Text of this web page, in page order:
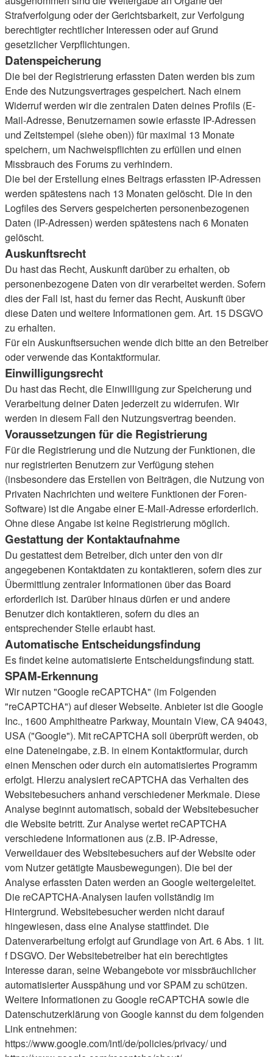
Strafverfolgung oder der Gerichtsbarkeit, zur Verfolgung
berechtigter rechtlicher Interessen oder auf Grund
gesetzlicher Verpflichtungen.
Datenspeicherung
Die bei der Registrierung erfassten Daten werden bis zum
Ende des Nutzungsvertrages gespeichert. Nach einem
Widerruf werden wir die zentralen Daten deines Profils (E-
Mail-Adresse, Benutzernamen sowie erfasste IP-Adressen
und Zeitstempel (siehe oben)) für maximal 13 Monate
speichern, um Nachweispflichten zu erfüllen und einen
Missbrauch des Forums zu verhindern.
Die bei der Erstellung eines Beitrags erfassten IP-Adressen
werden spätestens nach 13 Monaten gelöscht. Die in den
Logfiles des Servers gespeicherten personenbezogenen
Daten (IP-Adressen) werden spätestens nach 6 Monaten
gelöscht.
Auskunftsrecht
Du hast das Recht, Auskunft darüber zu erhalten, ob
personenbezogene Daten von dir verarbeitet werden. Sofern
dies der Fall ist, hast du ferner das Recht, Auskunft über
diese Daten und weitere Informationen gem. Art. 15 DSGVO
zu erhalten.
Für ein Auskunftsersuchen wende dich bitte an den Betreiber
oder verwende das Kontaktformular.
Einwilligungsrecht
Du hast das Recht, die Einwilligung zur Speicherung und
Verarbeitung deiner Daten jederzeit zu widerrufen. Wir
werden in diesem Fall den Nutzungsvertrag beenden.
Voraussetzungen für die Registrierung
Für die Registrierung und die Nutzung der Funktionen, die
nur registrierten Benutzern zur Verfügung stehen
(insbesondere das Erstellen von Beiträgen, die Nutzung von
Privaten Nachrichten und weitere Funktionen der Foren-
Software) ist die Angabe einer E-Mail-Adresse erforderlich.
Ohne diese Angabe ist keine Registrierung möglich.
Gestattung der Kontaktaufnahme
Du gestattest dem Betreiber, dich unter den von dir
angegebenen Kontaktdaten zu kontaktieren, sofern dies zur
Übermittlung zentraler Informationen über das Board
erforderlich ist. Darüber hinaus dürfen er und andere
Benutzer dich kontaktieren, sofern du dies an
entsprechender Stelle erlaubt hast.
Automatische Entscheidungsfindung
Es findet keine automatisierte Entscheidungsfindung statt.
SPAM-Erkennung
Wir nutzen "Google reCAPTCHA" (im Folgenden
"reCAPTCHA") auf dieser Webseite. Anbieter ist die Google
Inc., 1600 Amphitheatre Parkway, Mountain View, CA 94043,
USA ("Google"). Mit reCAPTCHA soll überprüft werden, ob
eine Dateneingabe, z.B. in einem Kontaktformular, durch
einen Menschen oder durch ein automatisiertes Programm
erfolgt. Hierzu analysiert reCAPTCHA das Verhalten des
Websitebesuchers anhand verschiedener Merkmale. Diese
Analyse beginnt automatisch, sobald der Websitebesucher
die Website betritt. Zur Analyse wertet reCAPTCHA
verschiedene Informationen aus (z.B. IP-Adresse,
Verweildauer des Websitebesuchers auf der Website oder
vom Nutzer getätigte Mausbewegungen). Die bei der
Analyse erfassten Daten werden an Google weitergeleitet.
Die reCAPTCHA-Analysen laufen vollständig im
Hintergrund. Websitebesucher werden nicht darauf
hingewiesen, dass eine Analyse stattfindet. Die
Datenverarbeitung erfolgt auf Grundlage von Art. 6 Abs. 1 lit.
f DSGVO. Der Websitebetreiber hat ein berechtigtes
Interesse daran, seine Webangebote vor missbräuchlicher
automatisierter Ausspähung und vor SPAM zu schützen.
Weitere Informationen zu Google reCAPTCHA sowie die
Datenschutzerklärung von Google kannst du dem folgenden
Link entnehmen:
https://www.google.com/intl/de/policies/privacy/ und